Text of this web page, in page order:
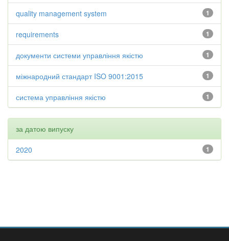
1
quality management system
1
requirements
1
документи системи управління якістю
1
міжнародний стандарт ISO 9001:2015
1
система управління якістю
за датою випуску
1
2020